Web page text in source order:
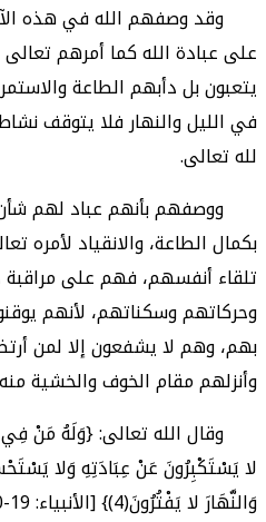
وقد وصفهم الله في هذه
على عبادة الله كما أمرهم تعالى
يتعبون بل دأبهم الطاعة
في الليل والنهار فلا يتوقف
لله تعالى.
ووصفهم بأنهم عباد لهم
بكمال الطاعة، والانقياد لأمره
تلقاء أنفسهم، فهم على
وحركاتهم وسكناتهم، لأنهم
بهم، وهم لا يشفعون إلا لمن
وأنزلهم مقام الخوف والخشية
وقال الله تعالى: {وَلَهُ مَنْ
وَالنَّهَارَ لا يَفْتُرُونَ(4)} [الأنبياء: 19-20].